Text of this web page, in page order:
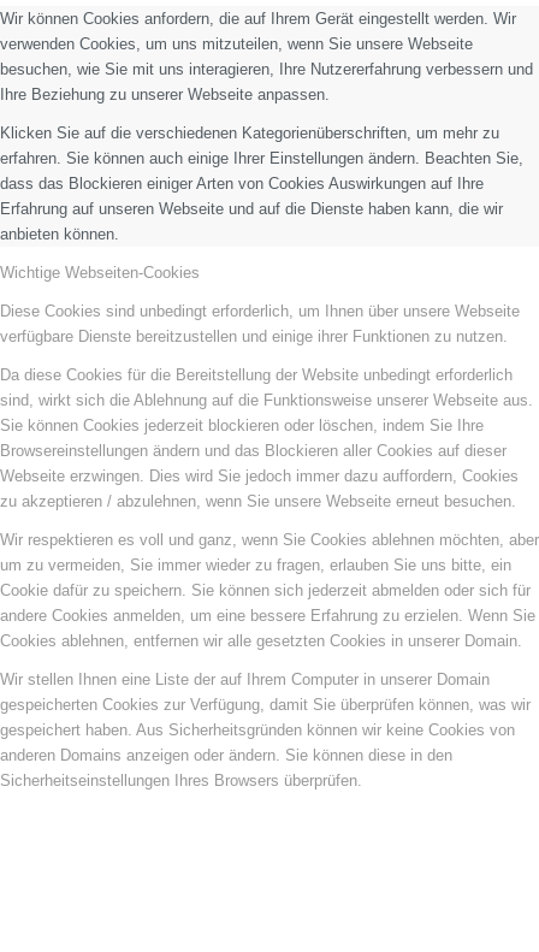
Wir können Cookies anfordern, die auf Ihrem Gerät eingestellt werden. Wir
verwenden Cookies, um uns mitzuteilen, wenn Sie unsere Webseite
besuchen, wie Sie mit uns interagieren, Ihre Nutzererfahrung verbessern und
Ihre Beziehung zu unserer Webseite anpassen.
Klicken Sie auf die verschiedenen Kategorienüberschriften, um mehr zu
erfahren. Sie können auch einige Ihrer Einstellungen ändern. Beachten Sie,
dass das Blockieren einiger Arten von Cookies Auswirkungen auf Ihre
Erfahrung auf unseren Webseite und auf die Dienste haben kann, die wir
anbieten können.
Wichtige Webseiten-Cookies
Diese Cookies sind unbedingt erforderlich, um Ihnen über unsere Webseite
verfügbare Dienste bereitzustellen und einige ihrer Funktionen zu nutzen.
Da diese Cookies für die Bereitstellung der Website unbedingt erforderlich
sind, wirkt sich die Ablehnung auf die Funktionsweise unserer Webseite aus.
Sie können Cookies jederzeit blockieren oder löschen, indem Sie Ihre
Browsereinstellungen ändern und das Blockieren aller Cookies auf dieser
Webseite erzwingen. Dies wird Sie jedoch immer dazu auffordern, Cookies
zu akzeptieren / abzulehnen, wenn Sie unsere Webseite erneut besuchen.
Wir respektieren es voll und ganz, wenn Sie Cookies ablehnen möchten, aber
um zu vermeiden, Sie immer wieder zu fragen, erlauben Sie uns bitte, ein
Cookie dafür zu speichern. Sie können sich jederzeit abmelden oder sich für
andere Cookies anmelden, um eine bessere Erfahrung zu erzielen. Wenn Sie
Cookies ablehnen, entfernen wir alle gesetzten Cookies in unserer Domain.
Wir stellen Ihnen eine Liste der auf Ihrem Computer in unserer Domain
gespeicherten Cookies zur Verfügung, damit Sie überprüfen können, was wir
gespeichert haben. Aus Sicherheitsgründen können wir keine Cookies von
anderen Domains anzeigen oder ändern. Sie können diese in den
Sicherheitseinstellungen Ihres Browsers überprüfen.